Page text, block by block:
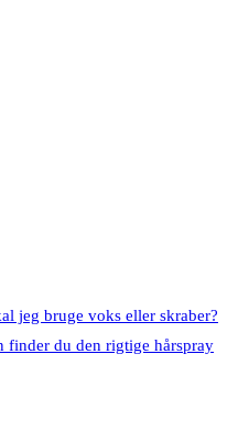
jeg bruge voks eller skraber?
finder du den rigtige hårspray